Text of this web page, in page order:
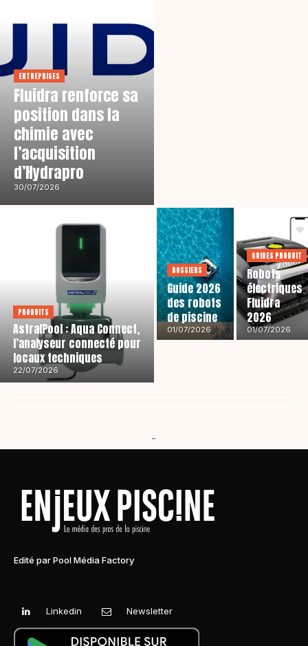
ENTREPRISES
Fluidra renforce sa
position dans la
chimie avec
l’acquisition
d’Hydrapro
30/07/2026
PRODUITS
AstralPool : Aqua Connect,
l’analyseur connecté pour
locaux techniques
22/07/2026
DOSSIERS
Guide 2026
des robots
de piscine
01/07/2026
GUIDES PRODUIT
Robots
électriques
Fluidra
2026
01/07/2026
-
Edité par Pool Média Factory
Linkedin Newsletter